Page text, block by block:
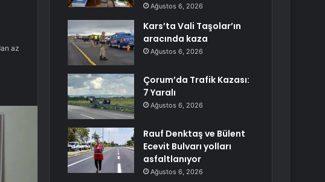
az
Ağustos 6, 2026
Kars’ta Vali Taşolar’ın
aracında kaza
Ağustos 6, 2026
Çorum’da Trafik Kazası:
7 Yaralı
Ağustos 6, 2026
Rauf Denktaş ve Bülent
Ecevit Bulvarı yolları
asfaltlanıyor
Ağustos 6, 2026